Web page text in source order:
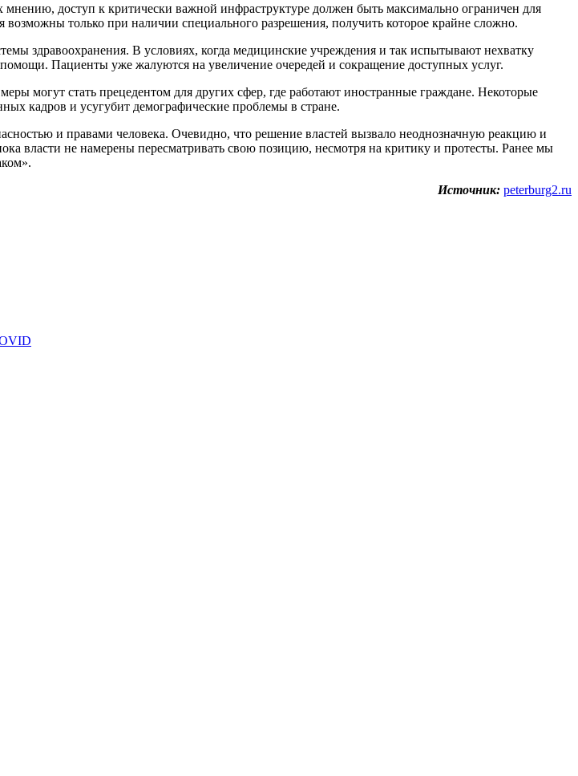
доступ к критически важной инфраструктуре должен быть максимально ограничен для
только при наличии специального разрешения, получить которое крайне сложно.
здравоохранения. В условиях, когда медицинские учреждения и так испытывают нехватку
Пациенты уже жалуются на увеличение очередей и сокращение доступных услуг.
могут стать прецедентом для других сфер, где работают иностранные граждане. Некоторые
кадров и усугубит демографические проблемы в стране.
и правами человека. Очевидно, что решение властей вызвало неоднозначную реакцию и
власти не намерены пересматривать свою позицию, несмотря на критику и протесты. Ранее мы
Источник: peterburg2.ru